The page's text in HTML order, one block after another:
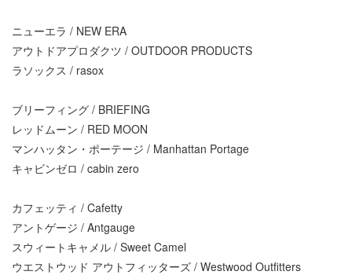
ニューエラ / NEW ERA
アウトドアプロダクツ / OUTDOOR PRODUCTS
ラソックス / rasox
ブリーフィング / BRIEFING
レッドムーン / RED MOON
マンハッタン・ポーテージ / Manhattan Portage
キャビンゼロ / cabin zero
カフェッティ / Cafetty
アントゲージ / Antgauge
スウィートキャメル / Sweet Camel
ウエストウッド アウトフィッターズ / Westwood Outfitters